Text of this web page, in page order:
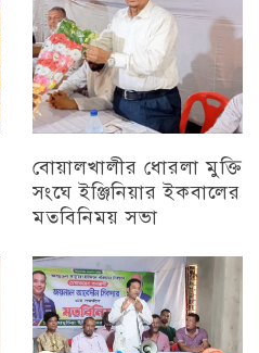
বোয়ালখালীর ধোরলা মুক্তি
সংঘে ইঞ্জিনিয়ার ইকবালের
মতবিনিময় সভা